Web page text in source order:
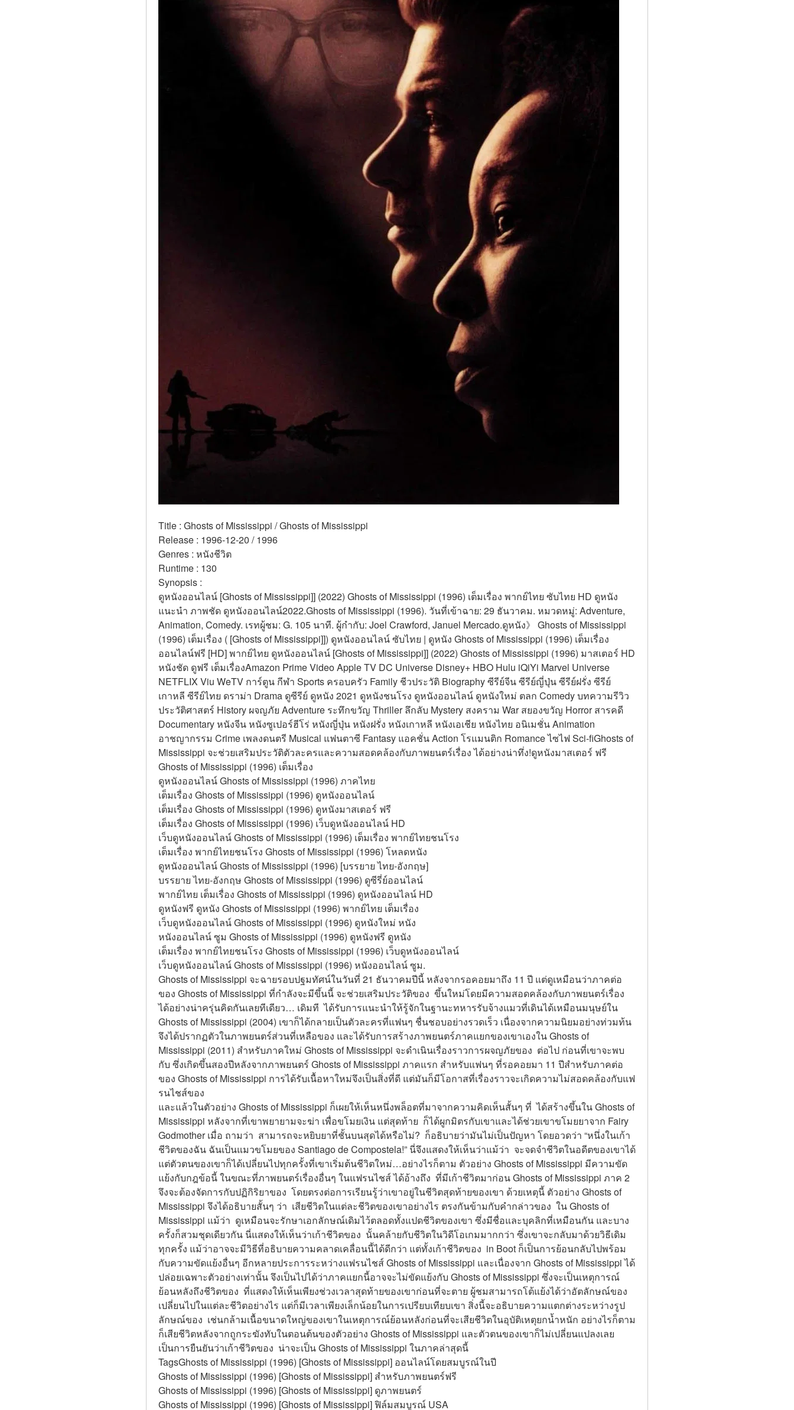
Title : Ghosts of Mississippi / Ghosts of Mississippi
Release : 1996-12-20 / 1996
Genres : หนังชีวิต
Runtime : 130
Synopsis :
ดูหนังออนไลน์ [Ghosts of Mississippi]] (2022) Ghosts of Mississippi (1996) เต็มเรื่อง พากย์ไทย ซับไทย HD ดูหนัง
แนะนำ ภาพชัด ดูหนังออนไลน์2022.Ghosts of Mississippi (1996). วันที่เข้าฉาย: 29 ธันวาคม. หมวดหมู่: Adventure,
Animation, Comedy. เรทผู้ชม: G. 105 นาที. ผู้กำกับ: Joel Crawford, Januel Mercado.ดูหนัง》 Ghosts of Mississippi
(1996) เต็มเรื่อง ( [Ghosts of Mississippi]]) ดูหนังออนไลน์ ซับไทย | ดูหนัง Ghosts of Mississippi (1996) เต็มเรื่อง
ออนไลน์ฟรี [HD] พากย์ไทย ดูหนังออนไลน์ [Ghosts of Mississippi]] (2022) Ghosts of Mississippi (1996) มาสเตอร์ HD
หนังชัด ดูฟรี เต็มเรื่องAmazon Prime Video Apple TV DC Universe Disney+ HBO Hulu iQiYi Marvel Universe
NETFLIX Viu WeTV การ์ตูน กีฬา Sports ครอบครัว Family ชีวประวัติ Biography ซีรีย์จีน ซีรีย์ญี่ปุ่น ซีรีย์ฝรั่ง ซีรีย์
เกาหลี ซีรีย์ไทย ดราม่า Drama ดูซีรีย์ ดูหนัง 2021 ดูหนังชนโรง ดูหนังออนไลน์ ดูหนังใหม่ ตลก Comedy บทความรีวิว
ประวัติศาสตร์ History ผจญภัย Adventure ระทึกขวัญ Thriller ลึกลับ Mystery สงคราม War สยองขวัญ Horror สารคดี
Documentary หนังจีน หนังซูเปอร์ฮีโร่ หนังญี่ปุ่น หนังฝรั่ง หนังเกาหลี หนังเอเชีย หนังไทย อนิเมชั่น Animation
อาชญากรรม Crime เพลงดนตรี Musical แฟนตาซี Fantasy แอคชั่น Action โรแมนติก Romance ไซไฟ Sci-fiGhosts of
Mississippi จะช่วยเสริมประวัติตัวละครและความสอดคล้องกับภาพยนตร์เรื่อง ได้อย่างน่าทึ่ง!ดูหนังมาสเตอร์ ฟรี
Ghosts of Mississippi (1996) เต็มเรื่อง
ดูหนังออนไลน์ Ghosts of Mississippi (1996) ภาคไทย
เต็มเรื่อง Ghosts of Mississippi (1996) ดูหนังออนไลน์
เต็มเรื่อง Ghosts of Mississippi (1996) ดูหนังมาสเตอร์ ฟรี
เต็มเรื่อง Ghosts of Mississippi (1996) เว็บดูหนังออนไลน์ HD
เว็บดูหนังออนไลน์ Ghosts of Mississippi (1996) เต็มเรื่อง พากย์ไทยชนโรง
เต็มเรื่อง พากย์ไทยชนโรง Ghosts of Mississippi (1996) โหลดหนัง
ดูหนังออนไลน์ Ghosts of Mississippi (1996) [บรรยาย ไทย-อังกฤษ]
บรรยาย ไทย-อังกฤษ Ghosts of Mississippi (1996) ดูซีรี่ย์ออนไลน์
พากย์ไทย เต็มเรื่อง Ghosts of Mississippi (1996) ดูหนังออนไลน์ HD
ดูหนังฟรี ดูหนัง Ghosts of Mississippi (1996) พากย์ไทย เต็มเรื่อง
เว็บดูหนังออนไลน์ Ghosts of Mississippi (1996) ดูหนังใหม่ หนัง
หนังออนไลน์ ซูม Ghosts of Mississippi (1996) ดูหนังฟรี ดูหนัง
เต็มเรื่อง พากย์ไทยชนโรง Ghosts of Mississippi (1996) เว็บดูหนังออนไลน์
เว็บดูหนังออนไลน์ Ghosts of Mississippi (1996) หนังออนไลน์ ซูม.
Ghosts of Mississippi จะฉายรอบปฐมทัศน์ในวันที่ 21 ธันวาคมปีนี้ หลังจากรอคอยมาถึง 11 ปี แต่ดูเหมือนว่าภาคต่อ
ของ Ghosts of Mississippi ที่กำลังจะมีขึ้นนี้ จะช่วยเสริมประวัติของ  ขึ้นใหม่โดยมีความสอดคล้องกับภาพยนตร์เรื่อง
ได้อย่างน่าครุ่นคิดกันเลยทีเดียว… เดิมที  ได้รับการแนะนำให้รู้จักในฐานะทหารรับจ้างแมวที่เดินได้เหมือนมนุษย์ใน
Ghosts of Mississippi (2004) เขาก็ได้กลายเป็นตัวละครที่แฟนๆ ชื่นชอบอย่างรวดเร็ว เนื่องจากความนิยมอย่างท่วมท้น
จึงได้ปรากฏตัวในภาพยนตร์ส่วนที่เหลือของ และได้รับการสร้างภาพยนตร์ภาคแยกของเขาเองใน Ghosts of
Mississippi (2011) สำหรับภาคใหม่ Ghosts of Mississippi จะดำเนินเรื่องราวการผจญภัยของ  ต่อไป ก่อนที่เขาจะพบ
กับ ซึ่งเกิดขึ้นสองปีหลังจากภาพยนตร์ Ghosts of Mississippi ภาคแรก สำหรับแฟนๆ ที่รอคอยมา 11 ปีสำหรับภาคต่อ
ของ Ghosts of Mississippi การได้รับเนื้อหาใหม่จึงเป็นสิ่งที่ดี แต่มันก็มีโอกาสที่เรื่องราวจะเกิดความไม่สอดคล้องกับแฟ
รนไชส์ของ
และแล้วในตัวอย่าง Ghosts of Mississippi ก็เผยให้เห็นหนึ่งพล็อตที่มาจากความคิดเห็นสั้นๆ ที่  ได้สร้างขึ้นใน Ghosts of
Mississippi หลังจากที่เขาพยายามจะฆ่า เพื่อขโมยเงิน แต่สุดท้าย  ก็ได้ผูกมิตรกับเขาและได้ช่วยเขาขโมยยาจาก Fairy
Godmother เมื่อ ถามว่า  สามารถจะหยิบยาที่ชั้นบนสุดได้หรือไม่?  ก็อธิบายว่ามันไม่เป็นปัญหา โดยอวดว่า “หนึ่งในเก้า
ชีวิตของฉัน ฉันเป็นแมวขโมยของ Santiago de Compostela!” นี่จึงแสดงให้เห็นว่าแม้ว่า  จะจดจำชีวิตในอดีตของเขาได้
แต่ตัวตนของเขาก็ได้เปลี่ยนไปทุกครั้งที่เขาเริ่มต้นชีวิตใหม่…อย่างไรก็ตาม ตัวอย่าง Ghosts of Mississippi มีความขัด
แย้งกับกฎข้อนี้ ในขณะที่ภาพยนตร์เรื่องอื่นๆ ในแฟรนไชส์ ได้อ้างถึง  ที่มีเก้าชีวิตมาก่อน Ghosts of Mississippi ภาค 2
จึงจะต้องจัดการกับปฏิกิริยาของ  โดยตรงต่อการเรียนรู้ว่าเขาอยู่ในชีวิตสุดท้ายของเขา ด้วยเหตุนี้ ตัวอย่าง Ghosts of
Mississippi จึงได้อธิบายสั้นๆ ว่า  เสียชีวิตในแต่ละชีวิตของเขาอย่างไร ตรงกันข้ามกับคำกล่าวของ  ใน Ghosts of
Mississippi แม้ว่า  ดูเหมือนจะรักษาเอกลักษณ์เดิมไว้ตลอดทั้งแปดชีวิตของเขา ซึ่งมีชื่อและบุคลิกที่เหมือนกัน และบาง
ครั้งก็สวมชุดเดียวกัน นี่แสดงให้เห็นว่าเก้าชีวิตของ  นั้นคล้ายกับชีวิตในวิดีโอเกมมากกว่า ซึ่งเขาจะกลับมาด้วยวิธีเดิม
ทุกครั้ง แม้ว่าอาจจะมีวิธีที่อธิบายความคลาดเคลื่อนนี้ได้ดีกว่า แต่ทั้งเก้าชีวิตของ  in Boot ก็เป็นการย้อนกลับไปพร้อม
กับความขัดแย้งอื่นๆ อีกหลายประการระหว่างแฟรนไชส์ Ghosts of Mississippi และเนื่องจาก Ghosts of Mississippi ได้
ปล่อยเฉพาะตัวอย่างเท่านั้น จึงเป็นไปได้ว่าภาคแยกนี้อาจจะไม่ขัดแย้งกับ Ghosts of Mississippi ซึ่งจะเป็นเหตุการณ์
ย้อนหลังถึงชีวิตของ  ที่แสดงให้เห็นเพียงช่วงเวลาสุดท้ายของเขาก่อนที่จะตาย ผู้ชมสามารถโต้แย้งได้ว่าอัตลักษณ์ของ
เปลี่ยนไปในแต่ละชีวิตอย่างไร แต่ก็มีเวลาเพียงเล็กน้อยในการเปรียบเทียบเขา สิ่งนี้จะอธิบายความแตกต่างระหว่างรูป
ลักษณ์ของ  เช่นกล้ามเนื้อขนาดใหญ่ของเขาในเหตุการณ์ย้อนหลังก่อนที่จะเสียชีวิตในอุบัติเหตุยกน้ำหนัก อย่างไรก็ตาม
ก็เสียชีวิตหลังจากถูกระฆังทับในตอนต้นของตัวอย่าง Ghosts of Mississippi และตัวตนของเขาก็ไม่เปลี่ยนแปลงเลย
เป็นการยืนยันว่าเก้าชีวิตของ  น่าจะเป็น Ghosts of Mississippi ในภาคล่าสุดนี้
TagsGhosts of Mississippi (1996) [Ghosts of Mississippi] ออนไลน์โดยสมบูรณ์ในปี
Ghosts of Mississippi (1996) [Ghosts of Mississippi] สำหรับภาพยนตร์ฟรี
Ghosts of Mississippi (1996) [Ghosts of Mississippi] ดูภาพยนตร์
Ghosts of Mississippi (1996) [Ghosts of Mississippi] ฟิล์มสมบูรณ์ USA